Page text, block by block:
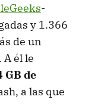
-
y 1.366
de un
él le
GB de
a las que